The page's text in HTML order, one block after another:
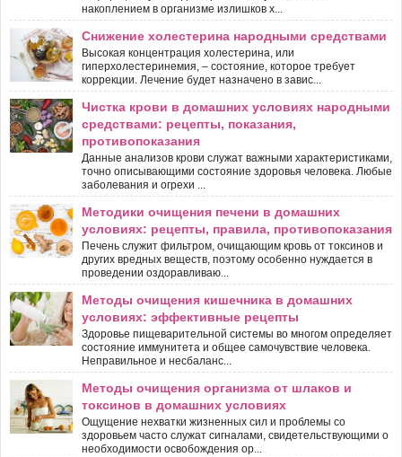
накоплением в организме излишков х...
Снижение холестерина народными средствами
Высокая концентрация холестерина, или
гиперхолестеринемия, – состояние, которое требует
коррекции. Лечение будет назначено в завис...
Чистка крови в домашних условиях народными
средствами: рецепты, показания,
противопоказания
Данные анализов крови служат важными характеристиками,
точно описывающими состояние здоровья человека. Любые
заболевания и огрехи ...
Методики очищения печени в домашних
условиях: рецепты, правила, противопоказания
Печень служит фильтром, очищающим кровь от токсинов и
других вредных веществ, поэтому особенно нуждается в
проведении оздоравливаю...
Методы очищения кишечника в домашних
условиях: эффективные рецепты
Здоровье пищеварительной системы во многом определяет
состояние иммунитета и общее самочувствие человека.
Неправильное и несбаланс...
Методы очищения организма от шлаков и
токсинов в домашних условиях
Ощущение нехватки жизненных сил и проблемы со
здоровьем часто служат сигналами, свидетельствующими о
необходимости освобождения ор...